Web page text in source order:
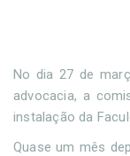
No dia 27 de
advocacia, a
instalação da
Quase um mês